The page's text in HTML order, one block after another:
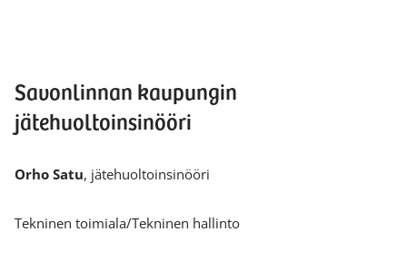
Savonlinnan kaupungin
jätehuoltoinsinööri
Orho Satu, jätehuoltoinsinööri
Tekninen toimiala/Tekninen hallinto